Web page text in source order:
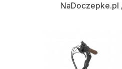
NaDoczepke.pl